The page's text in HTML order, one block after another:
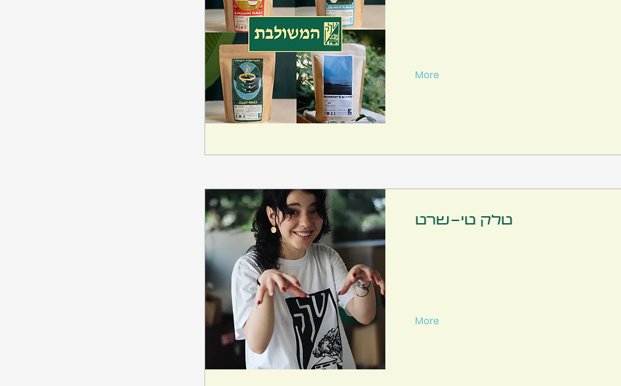
More
טלק טי-שרט
More